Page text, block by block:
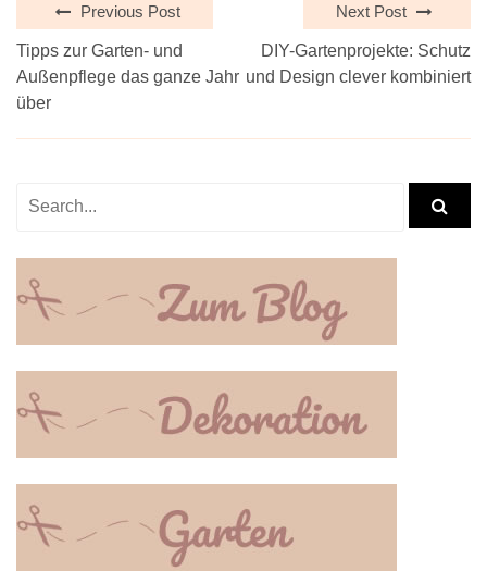
Previous Post
Tipps zur Garten- und
Außenpflege das ganze Jahr
über
Next Post
DIY-Gartenprojekte: Schutz
und Design clever kombiniert